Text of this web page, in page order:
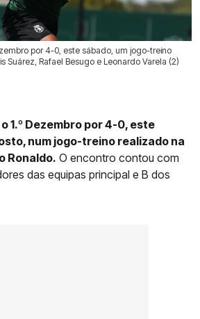
por 4-0, este sábado, um jogo-treino
Suárez, Rafael Besugo e Leonardo Varela (2)
1.º Dezembro por 4-0, este
num jogo-treino realizado na
Ronaldo. O encontro contou com
das equipas principal e B dos